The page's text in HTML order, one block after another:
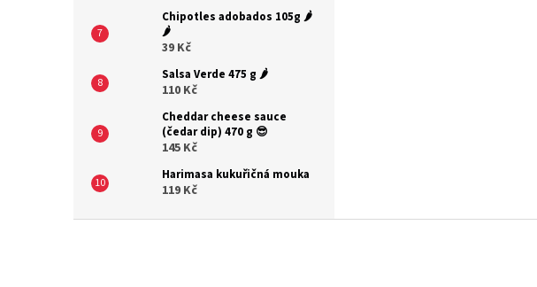
Chipotles adobados 105g 🌶️
🌶️
39 Kč
Salsa Verde 475 g 🌶️
110 Kč
Cheddar cheese sauce
(čedar dip) 470 g 😎
145 Kč
Harimasa kukuřičná mouka
119 Kč